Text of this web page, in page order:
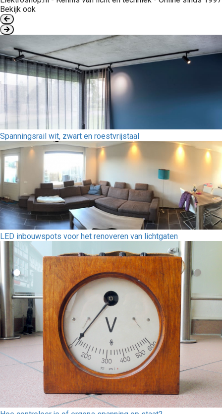
Bekijk ook
Spanningsrail wit, zwart en roestvrijstaal
LED inbouwspots voor het renoveren van lichtgaten